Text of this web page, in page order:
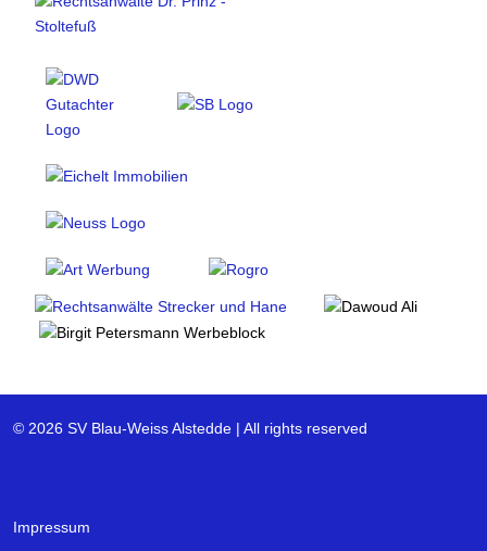
© 2026 SV Blau-Weiss Alstedde | All rights reserved
Impressum